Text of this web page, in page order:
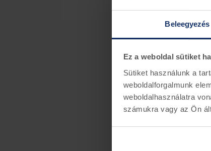
Beleegyezés
Ez a weboldal sütiket
Sütiket használunk a
weboldalforgalmunk
weboldalhasználatra
számukra vagy az Ön